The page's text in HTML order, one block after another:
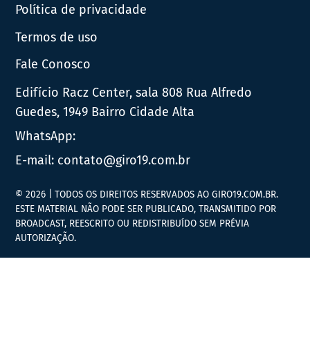
Política de privacidade
Termos de uso
Fale Conosco
Edifício Racz Center, sala 808 Rua Alfredo
Guedes, 1949 Bairro Cidade Alta
WhatsApp:
E-mail: contato@giro19.com.br
© 2026 | TODOS OS DIREITOS RESERVADOS AO GIRO19.COM.BR.
ESTE MATERIAL NÃO PODE SER PUBLICADO, TRANSMITIDO POR
BROADCAST, REESCRITO OU REDISTRIBUÍDO SEM PRÉVIA
AUTORIZAÇÃO.